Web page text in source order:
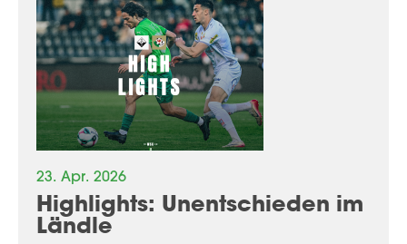
23. Apr. 2026
Highlights: Unentschieden im
Ländle